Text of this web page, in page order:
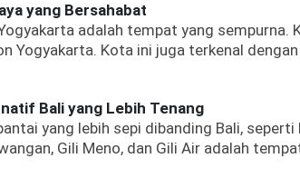
yang Bersahabat
adalah tempat yang sempurna.
Yogyakarta. Kota ini juga terkenal
Bali yang Lebih Tenang
yang lebih sepi dibanding Bali, seperti
Gili Meno, dan Gili Air adalah